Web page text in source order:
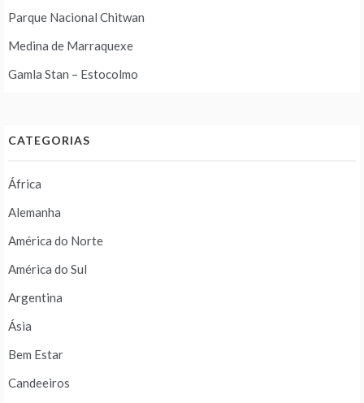
Parque Nacional Chitwan
Medina de Marraquexe
Gamla Stan – Estocolmo
CATEGORIAS
África
Alemanha
América do Norte
América do Sul
Argentina
Ásia
Bem Estar
Candeeiros